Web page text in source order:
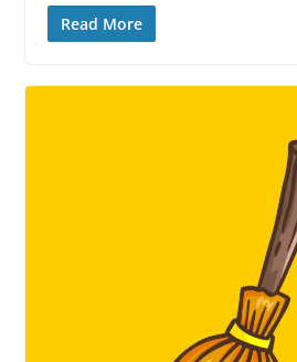
Read More